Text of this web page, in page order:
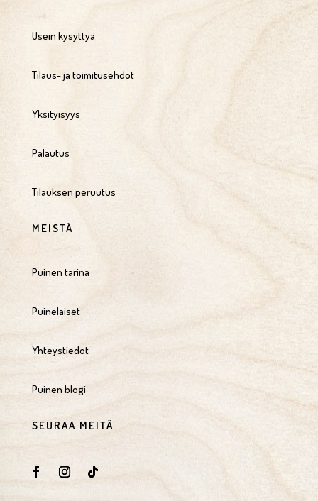
Usein kysyttyä
Tilaus- ja toimitusehdot
Yksityisyys
Palautus
Tilauksen peruutus
MEISTÄ
Puinen tarina
Puinelaiset
Yhteystiedot
Puinen blogi
SEURAA MEITÄ